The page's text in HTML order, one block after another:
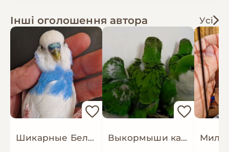
есть.Обращайтесь.Отправка по всей Украине.
Інші оголошення автора Усі
Шикарные Бело -голубые попугайчи Выкормыши калита- монаха